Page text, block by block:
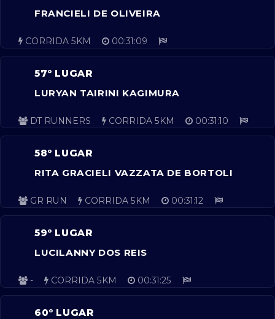
FRANCIELI DE OLIVEIRA
CORRIDA 5KM 00:31:09
57º LUGAR
LURYAN TAIRINI KAGIMURA
DT RUNNERS CORRIDA 5KM 00:31:10
58º LUGAR
RITA GRACIELI VAZZATA DE BORTOLI
GR RUN CORRIDA 5KM 00:31:12
59º LUGAR
LUCILANNY DOS REIS
- CORRIDA 5KM 00:31:25
60º LUGAR